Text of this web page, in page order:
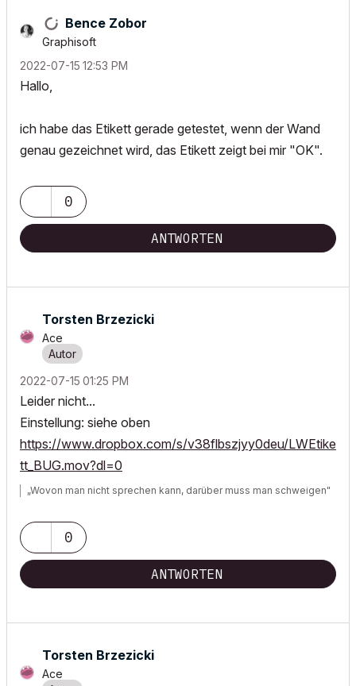
Bence Zobor
Graphisoft
‎2022-07-15 12:53 PM
Hallo,
ich habe das Etikett gerade getestet, wenn der Wand
genau gezeichnet wird, das Etikett zeigt bei mir "OK".
0
ANTWORTEN
Torsten Brzezicki
Ace
‎2022-07-15 01:25 PM
Leider nicht...
Einstellung: siehe oben
https://www.dropbox.com/s/v38flbszjyy0deu/LWEtike
tt_BUG.mov?dl=0
„Wovon man nicht sprechen kann, darüber muss man schweigen"
0
ANTWORTEN
Torsten Brzezicki
Ace